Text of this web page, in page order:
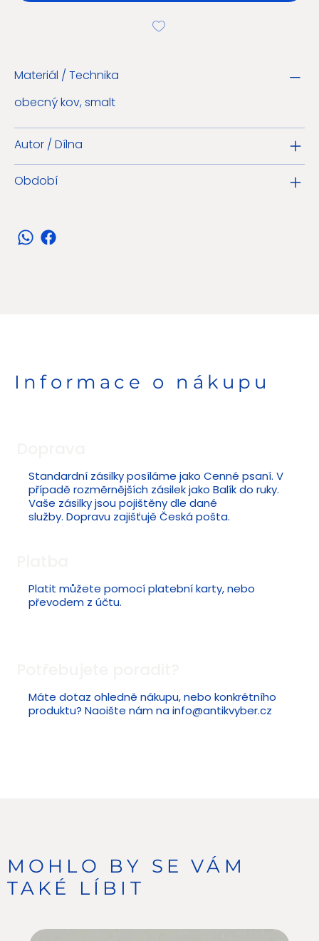
Materiál / Technika
obecný kov, smalt
Autor / Dílna
Období
Informace o nákupu
Standardní zásilky posíláme jako Cenné psaní. V
případě rozměrnějších zásilek jako Balík do ruky.
Vaše zásilky jsou pojištěny dle dané
služby. Dopravu zajišťujě Česká pošta.
Platit můžete pomocí platební karty, nebo
převodem z účtu.
Máte dotaz ohledně nákupu, nebo konkrétního
produktu? Naoište nám nainfo@antikvyber.cz
MOHLO BY SE VÁM
TAKÉ LÍBIT